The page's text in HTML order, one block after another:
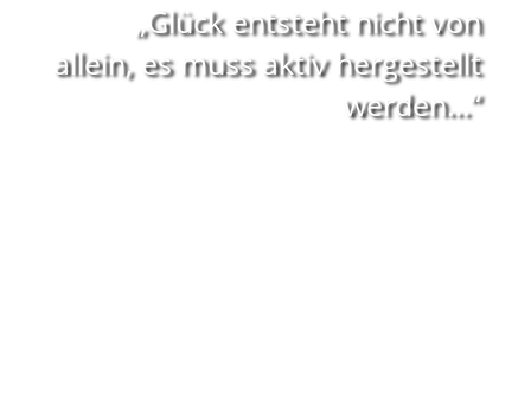
„Glück entsteht nicht von
allein, es muss aktiv hergestellt
werden…“